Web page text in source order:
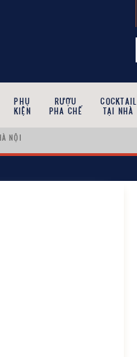
PHỤ
KIỆN
RƯỢU
PHA CHẾ
COCKTAIL
TẠI NHÀ
NỘI